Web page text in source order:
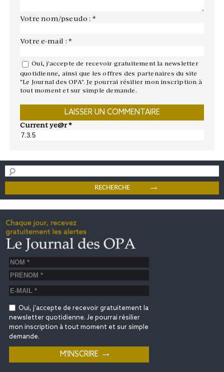
Votre nom/pseudo : *
Votre e-mail : *
Oui, j'accepte de recevoir gratuitement la newsletter
quotidienne, ainsi que les offres des partenaires du site
"Le Journal des OPA". Je pourrai résilier mon inscription à
tout moment et sur simple demande.
Current ye@r*
Oui, j'accepte de recevoir gratuitement la
newsletter quotidienne. Je pourrai résilier
mon inscription à tout moment et sur simple
demande.